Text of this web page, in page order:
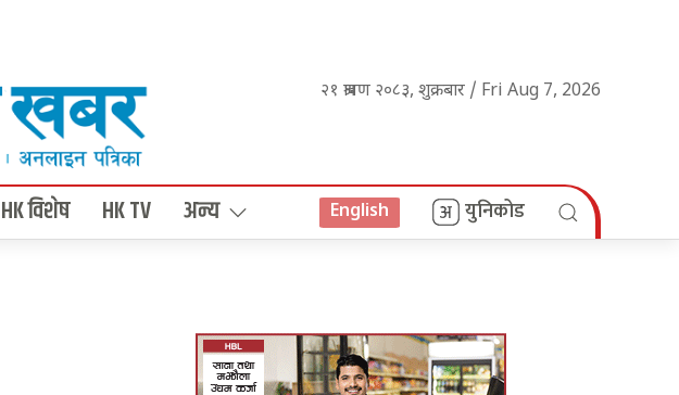
२१ श्रावण २०८३, शुक्रबार / Fri Aug 7, 2026
HK विशेष HK TV अन्य English युनिकोड